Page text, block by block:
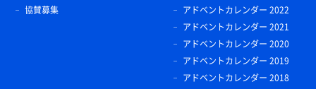
協賛募集
アドベントカレンダー 2022
アドベントカレンダー 2021
アドベントカレンダー 2020
アドベントカレンダー 2019
アドベントカレンダー 2018